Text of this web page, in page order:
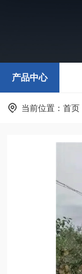
产品中心
当前位置： 首页